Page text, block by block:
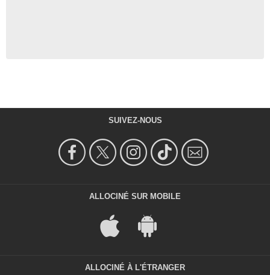
SUIVEZ-NOUS
ALLOCINÉ SUR MOBILE
ALLOCINÉ À L'ÉTRANGER